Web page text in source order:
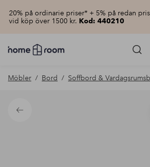
20% på ordinarie priser* + 5% på redan
vid köp över 1500 kr. Kod: 440210
Homeroom
–
hemmet
pris
Möbler Bord Soffbord &
Tillbaka